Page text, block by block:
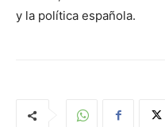
y la política española.